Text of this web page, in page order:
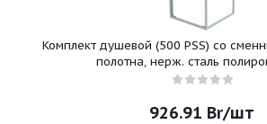
Комплект душевой (500 PSS) со
полотна, нерж. сталь
926.91 Br/шт